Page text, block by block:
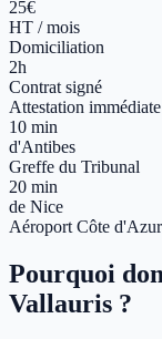
25€
HT / mois
Domiciliation
2h
Contrat signé
Attestation immédiate
10 min
d'Antibes
Greffe du Tribunal
20 min
de Nice
Aéroport Côte d'Azur
Pourquoi
Vallauris ?